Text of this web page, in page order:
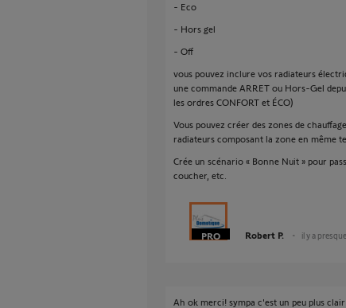
- Eco
- Hors gel
- Off
vous pouvez inclure vos radiateurs
une commande ARRET ou Hors-Gel
les ordres CONFORT et ÉCO)
Vous pouvez créer des zones de
radiateurs composant la zone en même
Crée un scénario « Bonne Nuit » pour
coucher, etc.
Robert P. il y a
Ah ok merci! sympa c'est un peu plus